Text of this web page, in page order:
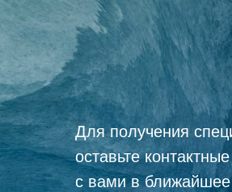
Для получения
оставьте
с вами в